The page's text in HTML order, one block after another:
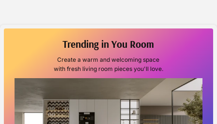
Trending in You Room
Create a warm and welcoming space
with fresh living room pieces you'll love.